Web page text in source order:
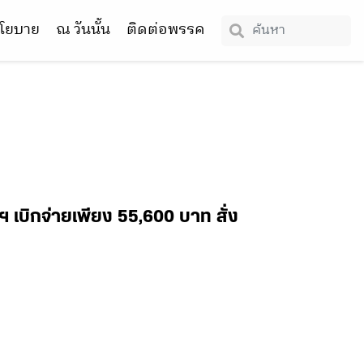
ยบาย ณ วันนั้น ติดต่อพรรค
เบิกจ่ายเพียง 55,600 บาท สั่ง